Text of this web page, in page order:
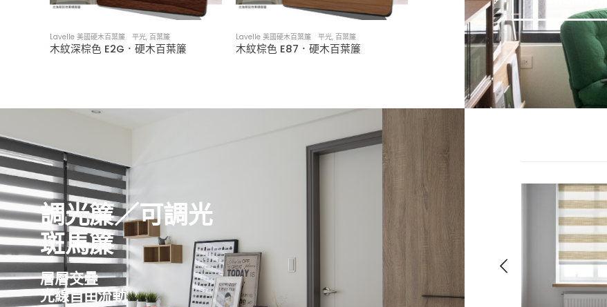
Lavelle 美國硬木百葉簾 平光,百葉簾
木紋深棕色 E2G．硬木百葉簾
Lavelle 美國硬木百葉簾 平光,百葉簾
木紋棕色 E87．硬木百葉簾
Lavelle 美國硬木百葉簾 平光, 百葉簾
木紋褐色 E1S．硬木百葉簾
調光簾／可調光
斑馬簾
層層交疊
光線自由流動